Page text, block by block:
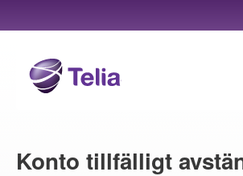
Konto tillfälligt